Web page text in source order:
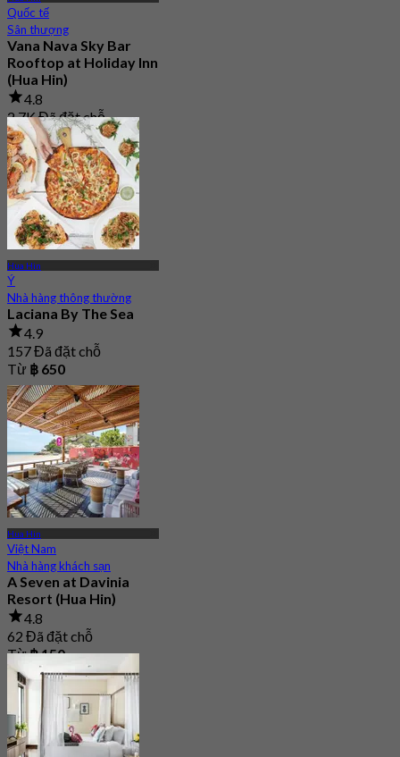
Quốc tế
Sân thượng
Vana Nava Sky Bar
Rooftop at Holiday Inn
(Hua Hin)
4.8
2.7K Đã đặt chỗ
Từ฿ 647.5
Hua Hin
Ý
Nhà hàng thông thường
Laciana By The Sea
4.9
157 Đã đặt chỗ
Từ ฿ 650
Hua Hin
Việt Nam
Nhà hàng khách sạn
A Seven at Davinia
Resort (Hua Hin)
4.8
62 Đã đặt chỗ
Từ฿ 150